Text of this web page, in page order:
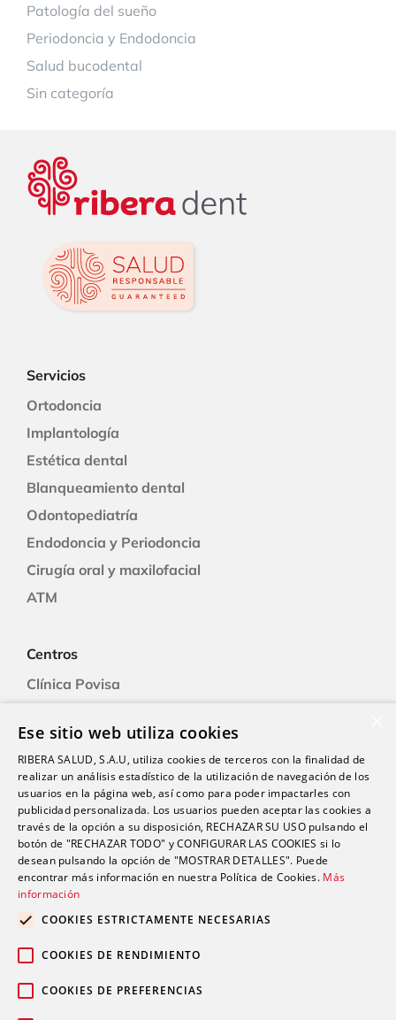
Patología del sueño
Periodoncia y Endodoncia
Salud bucodental
Sin categoría
Servicios
Ortodoncia
Implantología
Estética dental
Blanqueamiento dental
Odontopediatría
Endodoncia y Periodoncia
Cirugía oral y maxilofacial
ATM
Centros
Clínica Povisa
Ciudad Quesada
Clínica Cartagena
Clínica A Coruña
Promociones
Blog
Contacto
Ese sitio web utiliza cookies
RIBERA SALUD, S.A.U, utiliza cookies de terceros con la finalidad de
realizar un análisis estadístico de la utilización de navegación de los
usuarios en la página web, así como para poder impactarles con
publicidad personalizada. Los usuarios pueden aceptar las cookies a
través de la opción a su disposición, RECHAZAR SU USO pulsando el
botón de "RECHAZAR TODO" y CONFIGURAR LAS COOKIES si lo
desean pulsando la opción de "MOSTRAR DETALLES". Puede
encontrar más información en nuestra Política de Cookies. Más
información
COOKIES ESTRICTAMENTE NECESARIAS
COOKIES DE RENDIMIENTO
COOKIES DE PREFERENCIAS